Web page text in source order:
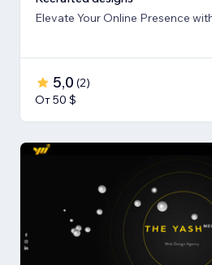
Elevate Your Online Presence
5,0 (2)
От 50 $